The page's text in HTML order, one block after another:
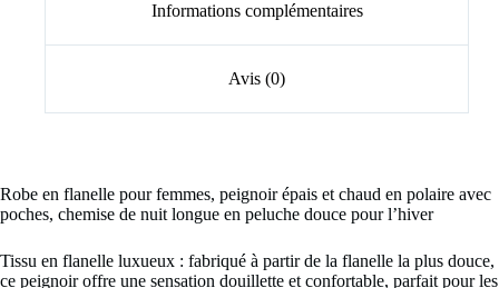
Informations complémentaires
Avis (0)
Robe en flanelle pour femmes, peignoir épais et chaud en polaire avec
poches, chemise de nuit longue en peluche douce pour l’hiver
Tissu en flanelle luxueux : fabriqué à partir de la flanelle la plus douce,
ce peignoir offre une sensation douillette et confortable, parfait pour les